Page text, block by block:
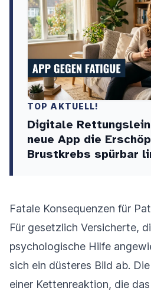
TOP AKTUELL!
Digitale
neue App die
Brustkrebs spürbar
Fatale Konsequenzen für
Für gesetzlich Versicherte,
psychologische Hilfe
sich ein düsteres Bild ab.
einer Kettenreaktion, die